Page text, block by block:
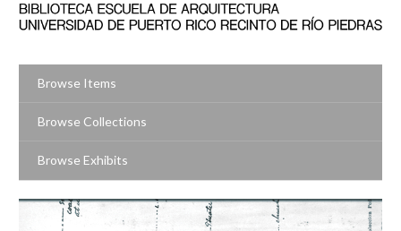
Browse Items
Browse Collections
Browse Exhibits